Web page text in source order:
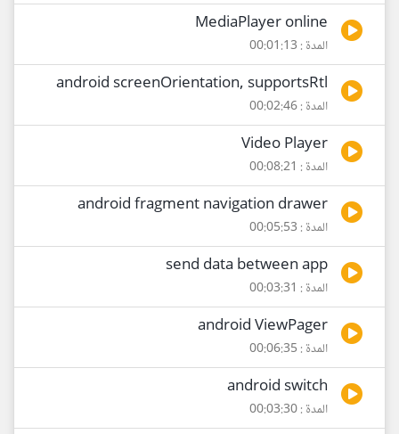
MediaPlayer online
المدة : 00:01:13
android screenOrientation, supportsRtl
المدة : 00:02:46
Video Player
المدة : 00:08:21
android fragment navigation drawer
المدة : 00:05:53
send data between app
المدة : 00:03:31
android ViewPager
المدة : 00:06:35
android switch
المدة : 00:03:30